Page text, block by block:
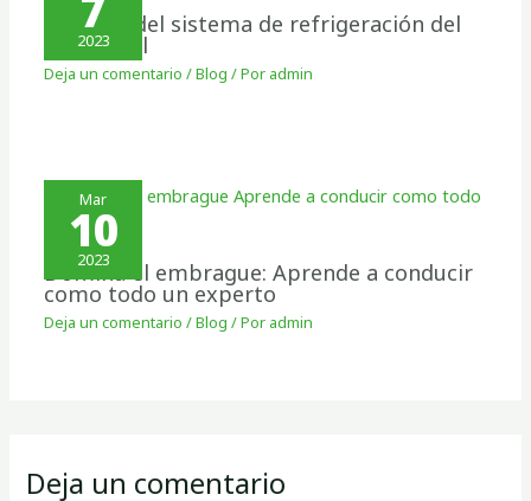
2023
Cuidado del sistema de refrigeración del
automóvil
Deja un comentario /Blog / Por admin
Mar
10
2023
Domina el embrague: Aprende a conducir
como todo un experto
Deja un comentario /Blog / Por admin
Deja un comentario